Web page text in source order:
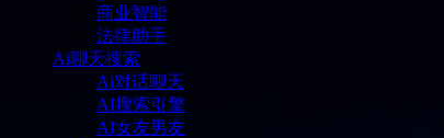
商业智能
法律助手
Ai聊天搜索
Ai对话聊天
AI搜索引擎
AI女友男友